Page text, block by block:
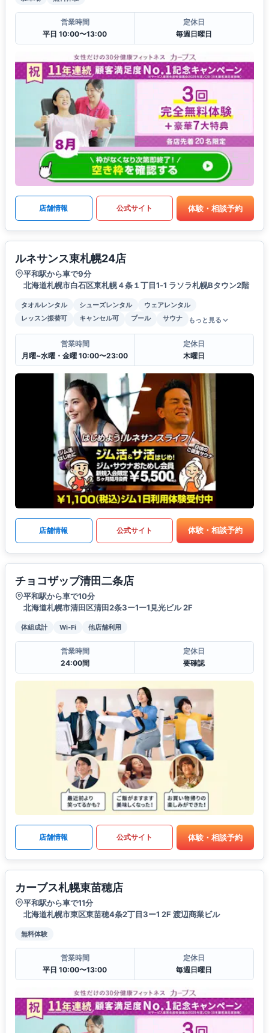
営業時間
平日 10:00〜13:00
定休日
毎週日曜日
店舗情報 公式サイト 体験・相談予約
ルネサンス東札幌24店
平和駅から車で9分
北海道札幌市白石区東札幌４条１丁目1‐1 ラソラ札幌Bタウン2階
タオルレンタル シューズレンタル
ウェアレンタル
レッスン振替可
キャンセル可 プール サウナ もっと見る
営業時間
月曜~水曜・金曜 10:00〜23:00
定休日
木曜日
店舗情報 公式サイト 体験・相談予約
チョコザップ清田二条店
平和駅から車で10分
北海道札幌市清田区清田2条3ー1ー1見光ビル 2F
体組成計 Wi-Fi 他店舗利用
営業時間
24:00間
定休日
要確認
店舗情報 公式サイト 体験・相談予約
カーブス札幌東苗穂店
平和駅から車で11分
北海道札幌市東区東苗穂4条2丁目3ー1 2F 渡辺商業ビル
無料体験
営業時間
平日 10:00〜13:00
定休日
毎週日曜日